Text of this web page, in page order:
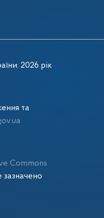
2026 рік
та
Commons
зазначено